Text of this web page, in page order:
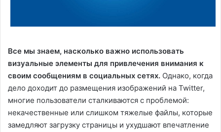
Все мы знаем, насколько важно использовать
визуальные элементы для привлечения внимания к
своим сообщениям в социальных сетях. Однако, когда
дело доходит до размещения изображений на Twitter,
многие пользователи сталкиваются с проблемой:
некачественные или слишком тяжелые файлы, которые
замедляют загрузку страницы и ухудшают впечатление